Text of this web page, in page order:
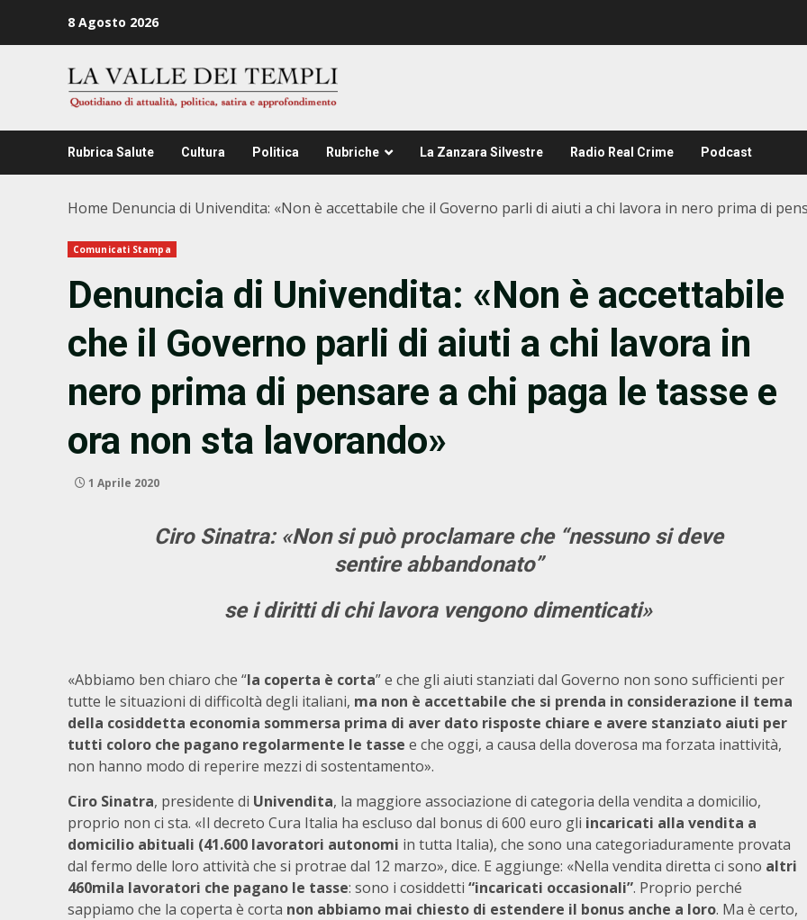
8 Agosto 2026
Rubrica Salute Cultura Politica Rubriche La Zanzara Silvestre Radio Real Crime Podcast
Home Denuncia di Univendita: «Non è accettabile che il Governo parli di aiuti a chi lavora in nero prima di
Comunicati Stampa
Denuncia di Univendita: «Non è accettabile
che il Governo parli di aiuti a chi lavora in
nero prima di pensare a chi paga le tasse e
ora non sta lavorando»
1 Aprile 2020
Ciro Sinatra: «Non si può proclamare che “nessuno si deve
sentireabbandonato”
se i diritti di chi lavora vengono dimenticati»
«Abbiamo ben chiaro che “la coperta è corta” e che gli aiuti stanziati dal Governo non sono sufficienti per
tutte le situazioni di difficoltà degli italiani, ma non è accettabile che si prenda in considerazione il tema
della cosiddetta economia sommersa prima di aver dato risposte chiare e avere stanziato aiuti per
tutti coloro che pagano regolarmente le tasse e che oggi, a causa della doverosa ma forzata inattività,
non hanno modo di reperire mezzi di sostentamento».
Ciro Sinatra, presidente di Univendita, la maggiore associazione di categoria della vendita a domicilio,
proprio non ci sta. «Il decreto Cura Italia ha escluso dal bonus di 600 euro gli incaricati alla vendita a
domicilio abituali (41.600 lavoratori autonomi in tutta Italia), che sono una categoriaduramente provata
dal fermo delle loro attività che si protrae dal 12 marzo», dice. E aggiunge: «Nella vendita diretta ci sono altri
460mila lavoratori che pagano le tasse: sono i cosiddetti “incaricati occasionali”. Proprio perché
sappiamo che la coperta è corta non abbiamo mai chiesto di estendere il bonus anche a loro. Ma è certo,